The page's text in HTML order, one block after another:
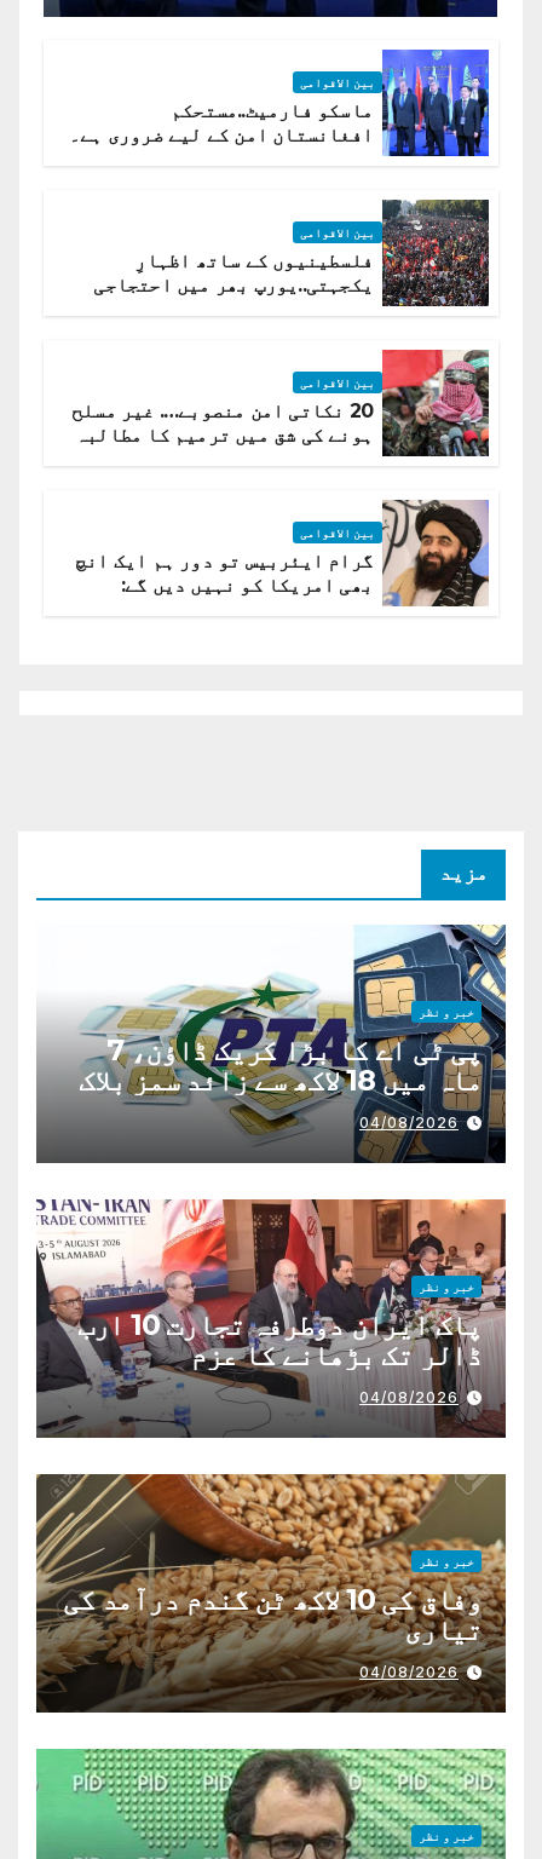
بین الاقوامی
ماسکو فارمیٹ..مستحکم
افغانستان امن کے لیے ضروری ہے۔
بین الاقوامی
فلسطینیوں کے ساتھ اظہارِ
یکجہتی..یورپ بھر میں احتجاجی
بین الاقوامی
20 نکاتی امن منصوبے…. غیر مسلح
ہونے کی شق میں ترمیم کا مطالبہ
بین الاقوامی
گرام ایئربیس تو دور ہم ایک انچ
بھی امریکا کو نہیں دیں گے:
مزید
خبر و نظر
پی ٹی اے کا بڑا کریک ڈاؤن، 7
ماہ میں 18 لاکھ سے زائد سمز بلاک
04/08/2026
خبر و نظر
پاک ایران دوطرفہ تجارت 10 ارب
ڈالر تک بڑھانے کا عزم
04/08/2026
خبر و نظر
وفاق کی 10 لاکھ ٹن گندم درآمد کی
تیاری
04/08/2026
خبر و نظر